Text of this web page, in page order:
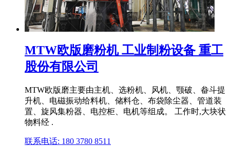
MTW欧版磨粉机 工业制粉设备 重工
股份有限公司
MTW欧版磨主要由主机、选粉机、风机、颚破、畚斗提
升机、电磁振动给料机、储料仓、布袋除尘器、管道装
置、旋风集粉器、电控柜、电机等组成。 工作时,大块状
物料经 .
联系电话: 180 3780 8511